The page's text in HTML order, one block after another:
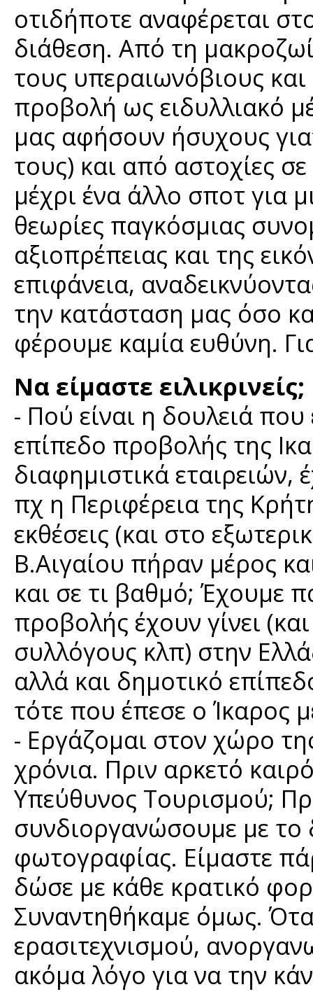
οτιδήποτε αναφέρεται
διάθεση. Από τη
τους υπεραιωνόβιους
προβολή ως ειδυλλιακό
μας αφήσουν ήσυχους
τους) και από αστοχίες
μέχρι ένα άλλο σποτ για
θεωρίες παγκόσμιας
αξιοπρέπειας και της
επιφάνεια,
την κατάσταση μας όσο
φέρουμε καμία ευθύνη.
Να είμαστε ειλικρινείς;
- Πού είναι η δουλειά που
επίπεδο προβολής της
διαφημιστικά εταιρειών,
πχ η Περιφέρεια της
εκθέσεις (και στο
Β.Αιγαίου πήραν μέρος
και σε τι βαθμό; Έχουμε
προβολής έχουν γίνει
συλλόγους κλπ) στην
αλλά και δημοτικό
τότε που έπεσε ο Ίκαρος
- Εργάζομαι στον χώρο
χρόνια. Πριν αρκετό
Υπεύθυνος Τουρισμού;
συνδιοργανώσουμε με το
φωτογραφίας. Είμαστε
δώσε με κάθε κρατικό
Συναντηθήκαμε όμως.
ερασιτεχνισμού,
ακόμα λόγο για να την